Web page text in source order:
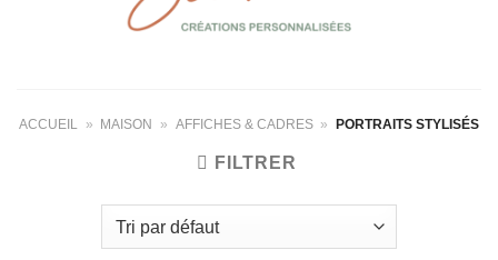
ACCUEIL » MAISON » AFFICHES & CADRES » PORTRAITS STYLISÉS
FILTRER